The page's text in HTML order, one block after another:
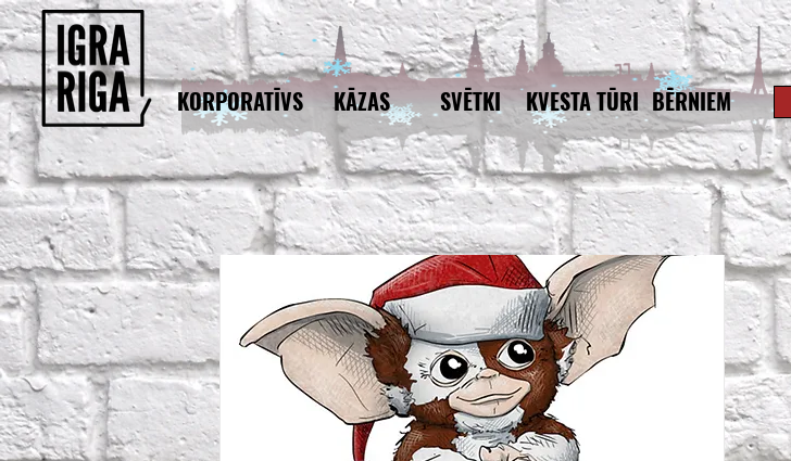
KORPORATĪVS KĀZAS SVĒTKI KVESTA TŪRI BĒRNIEM